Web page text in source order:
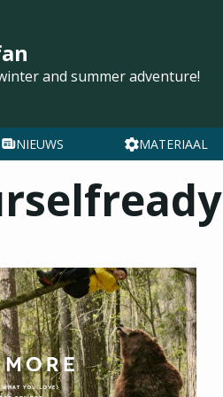
and summer adventure!
NIEUWS MATERIAAL